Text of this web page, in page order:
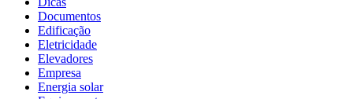
Documentos
Edificação
Eletricidade
Elevadores
Empresa
Energia solar